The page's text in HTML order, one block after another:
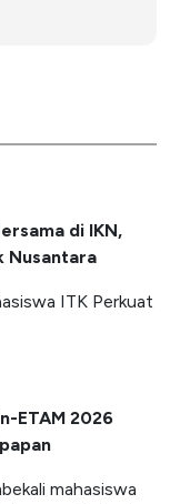
di IKN,
Nusantara
ITK Perkuat
ETAM 2026
mahasiswa